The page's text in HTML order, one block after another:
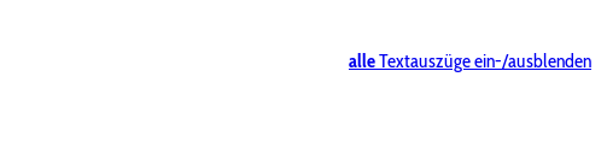
alleTextauszüge ein-/ausblenden